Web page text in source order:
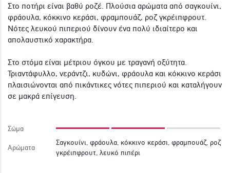
Στο ποτήρι είναι βαθύ ροζέ. Πλούσια αρώματα από σαγκουίνι,
φράουλα, κόκκινο κεράσι, φραμπουάζ, ροζ γκρέιπφρουτ.
Νότες λευκού πιπεριού δίνουν ένα πολύ ιδιαίτερο και
απολαυστικό χαρακτήρα.
Στο στόμα είναι μέτριου όγκου με τραγανή οξύτητα.
Τριαντάφυλλο, νεράντζι, κυδώνι, φράουλα και κόκκινο κεράσι
πλαισιώνονται από πικάντικες νότες πιπεριού και καταλήγουν
σε μακρά επίγευση.
Σώμα
Αρώματα
Σαγκουίνι, φράουλα, κόκκινο κεράσι, φραμπουάζ, ροζ
γκρέιπφρουτ, λευκό πιπέρι